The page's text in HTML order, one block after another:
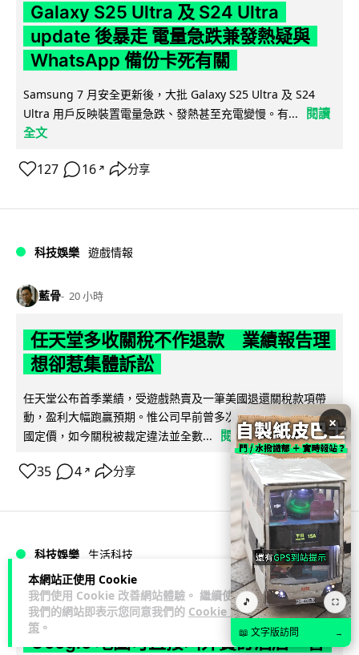
本網站正使用 Cookie
我們使用 Cookie 改善網站體驗。 繼續使用
我們的網站即表示您同意我們的 Cookie 政
策 。
Galaxy S25 Ultra 及 S24 Ultra
update 後暴走 電量急跌兼發熱疑與
WhatsApp 備份卡死有關
Samsung 7 月安全更新後，大批 Galaxy S25 Ultra 及 S24
Ultra 用戶反映裝置電量急跌、發熱甚至充電變慢。有...
閱讀
全文
127 16 ↗ 分享
科技娛樂 遊戲情報
藍骨 20 小時
任天堂多收關稅不作退款 業績報告理
想卻惹集體訴訟
任天堂公布首季業績，受遊戲熱賣及一筆美國退還關稅款項帶
動，盈利大幅跑贏預期。惟公司早前曾多次以關稅為由調高美
國定價，如今關稅被裁定違法並全數...
閱讀全文
35 4 ↗ 分享
科技娛樂 生活科技
藍骨 21 小時
Google 地圖可直接叫外賣訂酒店 香
×
🎵 ⛶
📖 文字版訪問 →